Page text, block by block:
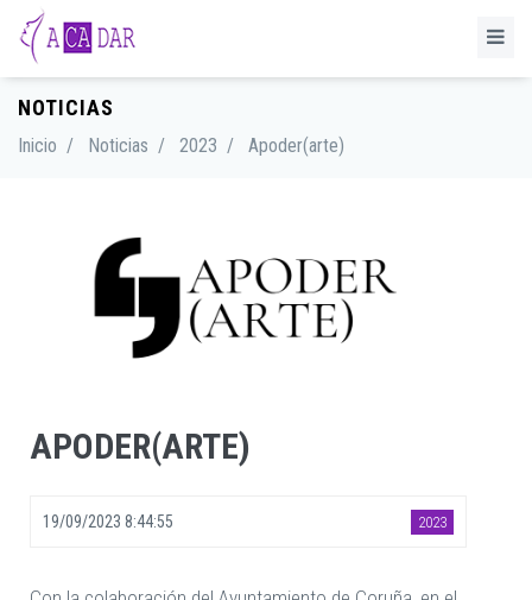
NOTICIAS
Inicio / Noticias / 2023 / Apoder(arte)
APODER(ARTE)
19/09/2023 8:44:55 2023